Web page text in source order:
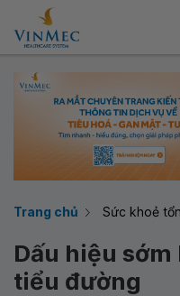
Trang chủ Sức khoẻ
Dấu hiệu
tiểu đường